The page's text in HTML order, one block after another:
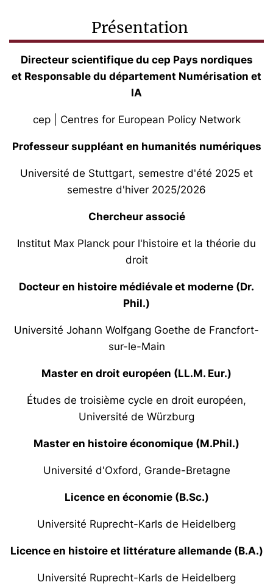
Présentation
Directeur scientifique du cep Pays nordiques
et Responsable du département Numérisation et
IA
cep | Centres for European Policy Network
Professeur suppléant en humanités numériques
Université de Stuttgart, semestre d'été 2025 et
semestre d'hiver 2025/2026
Chercheur associé
Institut Max Planck pour l'histoire et la théorie du
droit
Docteur en histoire médiévale et moderne (Dr.
Phil.)
Université Johann Wolfgang Goethe de Francfort-
sur-le-Main
Master en droit européen (LL.M. Eur.)
Études de troisième cycle en droit européen,
Université de Würzburg
Master en histoire économique (M.Phil.)
Université d'Oxford, Grande-Bretagne
Licence en économie (B.Sc.)
Université Ruprecht-Karls de Heidelberg
Licence en histoire et littérature allemande (B.A.)
Université Ruprecht-Karls de Heidelberg